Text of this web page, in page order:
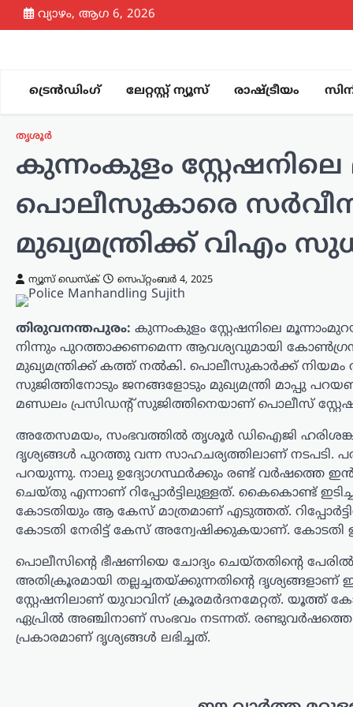
Skip
to
വ്യാഴം, ആഗ 6, 2026
ട്രെൻഡിംഗ് ലേറ്റസ്റ്റ് ന്യൂസ് രാഷ്ട്രീയം
തൃശൂർ
കുന്നംകുളം
പൊലീസുകാരെ
മുഖ്യമന്ത്രിക്ക് വിഎം
ന്യൂസ് ഡെസ്ക് സെപ്റ്റംബർ 4, 2025
തിരുവനന്തപുരം: കുന്നംകുളം സ്റ്റേഷനിലെ
നിന്നും പുറത്താക്കണമെന്ന ആവശ്യവുമായി
മുഖ്യമന്ത്രിക്ക് കത്ത് നൽകി. പൊലീസുകാർക്ക്
സുജിത്തിനോടും ജനങ്ങളോടും മുഖ്യമന്ത്രി മാപ്പു
മണ്ഡലം പ്രസിഡന്റ് സുജിത്തിനെയാണ് പൊലീസ്
അതേസമയം, സംഭവത്തിൽ തൃശൂർ ‍ഡിഐജി ഹരിശങ്കർ
ദൃശ്യങ്ങൾ പുറത്തു വന്ന സാഹചര്യത്തിലാണ് നടപടി.
പറയുന്നു. നാലു ഉദ്യോഗസ്ഥർക്കും രണ്ട് വർഷത്തെ
ചെയ്തു എന്നാണ് റിപ്പോർട്ടിലുള്ളത്. കൈകൊണ്ട്
കോടതിയും ആ കേസ് മാത്രമാണ് എടുത്തത്.
കോടതി നേരിട്ട് കേസ് അന്വേഷിക്കുകയാണ്. കോടതി
പൊലീസിന്‍റെ ഭീഷണിയെ ചോദ്യം ചെയ്തതിന്‍റെ
അതിക്രൂരമായി തല്ലച്ചതയ്ക്കുന്നതിന്‍റെ
സ്റ്റേഷനിലാണ് യുവാവിന് ക്രൂരമര്‍ദനമേറ്റത്. യൂത്ത്
ഏപ്രിൽ അഞ്ചിനാണ് സംഭവം നടന്നത്. രണ്ടുവര്‍ഷത്തെ
പ്രകാരമാണ് ദൃശ്യങ്ങള്‍ ലഭിച്ചത്.
ട്രെൻഡിംഗ്,ലേറ്റസ്റ്റ് ന്യൂസ്
യുഎസിലെ
ജലവിതരണ
സംവിധാനങ്ങൾക്കെതിരെ
സൈബർ
ആക്രമണങ്ങൾ;
ഇറാന്റെ പങ്ക് സംശയിച്ച്
അമേരിക്ക
ന്യൂസ് ഡെസ്ക് ഓഗസ്റ്റ്‌ 6, 2026
അമേരിക്കയിലെ വിവിധ
സംസ്ഥാനങ്ങളിലെ ജല-മലിനജല
ശുദ്ധീകരണ സംവിധാനങ്ങൾക്കെതിരെ
സൈബർ ആക്രമണങ്ങൾ നടന്നതായി
റിപ്പോർട്ട്. കുറഞ്ഞത് ഒരു ഡസൻ
സംസ്ഥാനങ്ങളിലെ യൂട്ടിലിറ്റി
സംവിധാനങ്ങളെയാണ് ഹാക്കർമാർ
ലക്ഷ്യമിട്ടതെന്ന് എബിസി ന്യൂസ്…
കേരളം,തിരുവനന്തപുരം,ലേറ്റസ്റ്റ് ന്യൂസ്
പുനർജനി പദ്ധതിയിൽ
മുഖ്യമന്ത്രി വി.ഡി
ചെയ്യാനുള്ള ഒരു